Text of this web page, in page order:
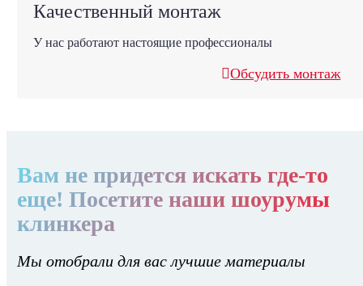
Качественный монтаж
У нас работают настоящие профессионалы
Обсудить монтаж
Вам не придется искать где-то
еще! Посетите наши шоурумы
клинкера
Мы отобрали для вас лучшие материалы